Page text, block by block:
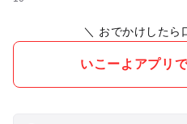
＼ おでかけしたら
いこーよアプリ